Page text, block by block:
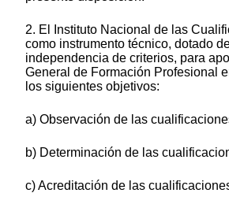
2. El Instituto Nacional de las
como instrumento técnico, dotado
independencia de criterios, para
General de Formación Profesional
los siguientes objetivos:
a) Observación de las
b) Determinación de las
c) Acreditación de las